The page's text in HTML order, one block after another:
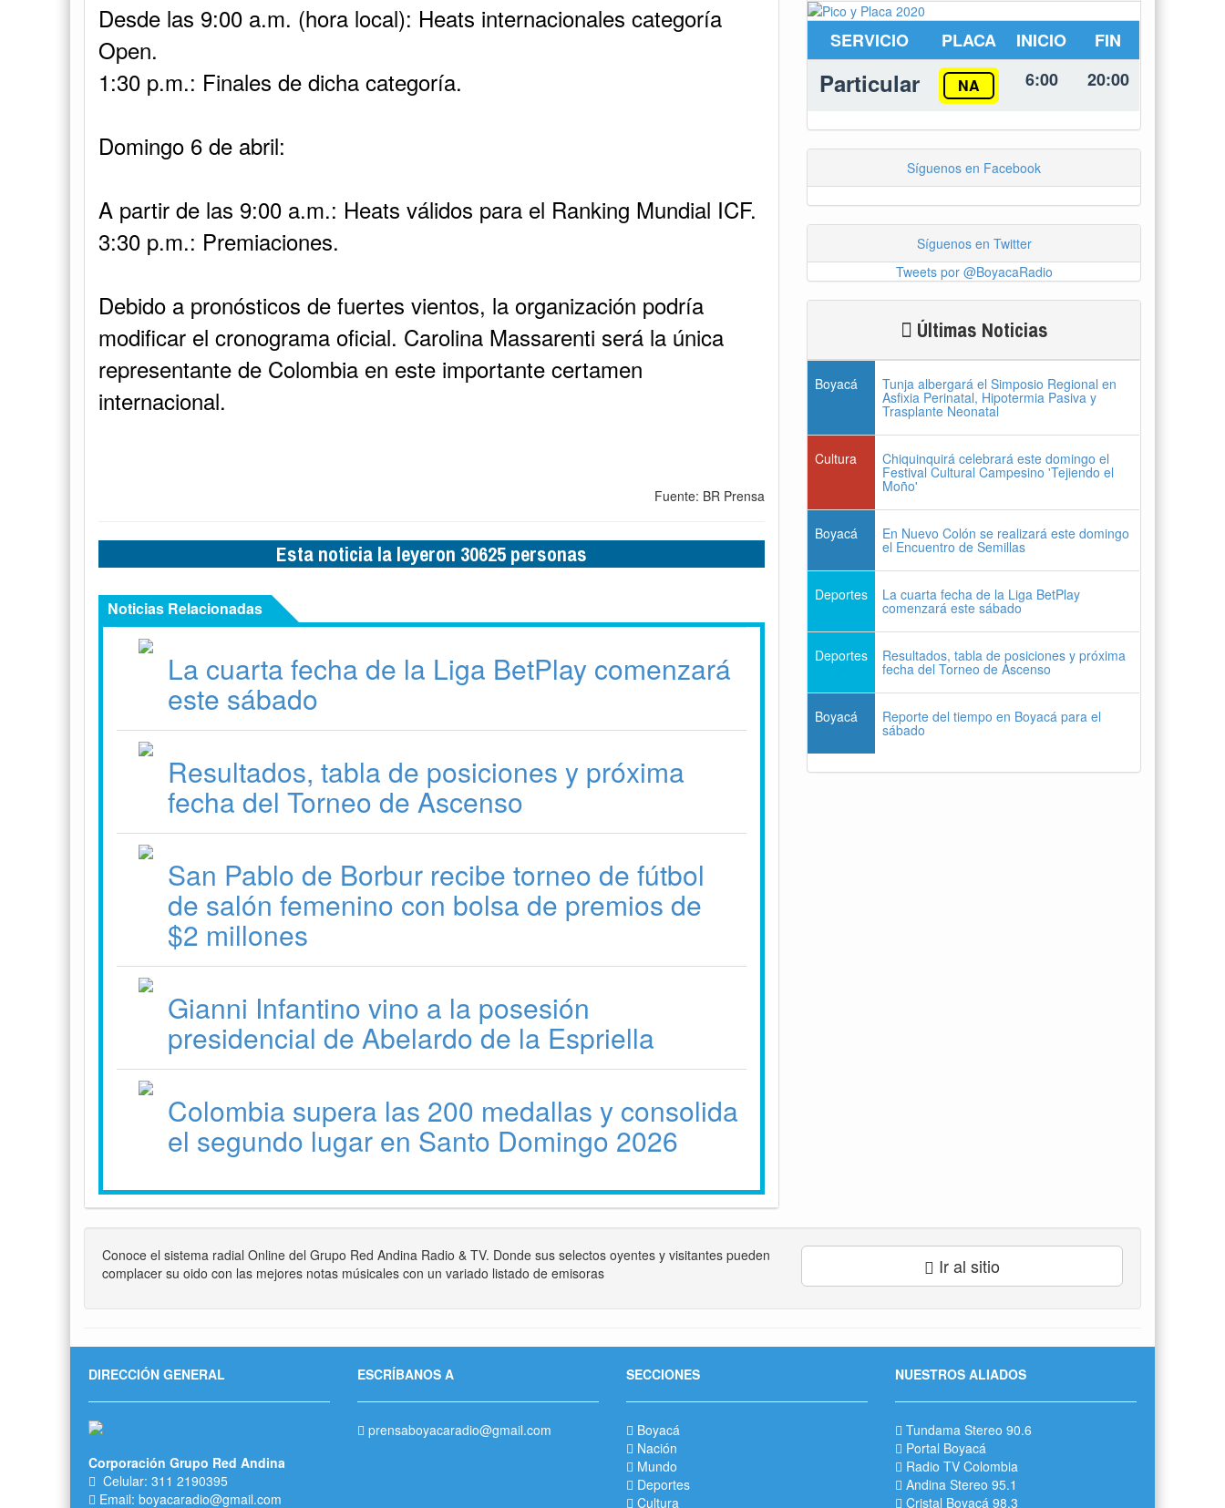
Desde las 9:00 a.m. (hora local): Heats internacionales categoría
Open.
1:30 p.m.: Finales de dicha categoría.
Domingo 6 de abril:
A partir de las 9:00 a.m.: Heats válidos para el Ranking Mundial ICF.
3:30 p.m.: Premiaciones.
Debido a pronósticos de fuertes vientos, la organización podría
modificar el cronograma oficial. Carolina Massarenti será la única
representante de Colombia en este importante certamen
internacional.
Fuente: BR Prensa
Esta noticia la leyeron 30625 personas
Noticias Relacionadas
La cuarta fecha de la Liga BetPlay comenzará
este sábado
Resultados, tabla de posiciones y próxima
fecha del Torneo de Ascenso
San Pablo de Borbur recibe torneo de fútbol
de salón femenino con bolsa de premios de
$2 millones
Gianni Infantino vino a la posesión
presidencial de Abelardo de la Espriella
Colombia supera las 200 medallas y consolida
el segundo lugar en Santo Domingo 2026
SERVICIO PLACA INICIO FIN
Particular NA 6:00 20:00
Síguenos en Facebook
Síguenos en Twitter
Tweets por @BoyacaRadio
Últimas Noticias
Boyacá Tunja albergará el Simposio Regional en
Asfixia Perinatal, Hipotermia Pasiva y
Trasplante Neonatal
Cultura Chiquinquirá celebrará este domingo el
Festival Cultural Campesino 'Tejiendo el
Moño'
Boyacá En Nuevo Colón se realizará este domingo
el Encuentro de Semillas
Deportes La cuarta fecha de la Liga BetPlay
comenzará este sábado
Deportes Resultados, tabla de posiciones y próxima
fecha del Torneo de Ascenso
Boyacá Reporte del tiempo en Boyacá para el
sábado
Conoce el sistema radial Online del Grupo Red Andina Radio & TV. Donde sus selectos oyentes y visitantes pueden
complacer su oido con las mejores notas músicales con un variado listado de emisoras
Ir al sitio
DIRECCIÓN GENERAL
Corporación Grupo Red Andina
Celular: 311 2190395
Email: boyacaradio@gmail.com
ESCRÍBANOS A
prensaboyacaradio@gmail.com
SECCIONES
Boyacá
Nación
Mundo
Deportes
Cultura
NUESTROS ALIADOS
Tundama Stereo 90.6
Portal Boyacá
Radio TV Colombia
Andina Stereo 95.1
Cristal Boyacá 98.3